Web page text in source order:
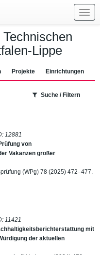
Lippe
Projekte Einrichtungen
Suche / Filtern
12881
von
Vakanzen großer
(WPg) 78 (2025) 472–477.
11421
mit
der aktuellen